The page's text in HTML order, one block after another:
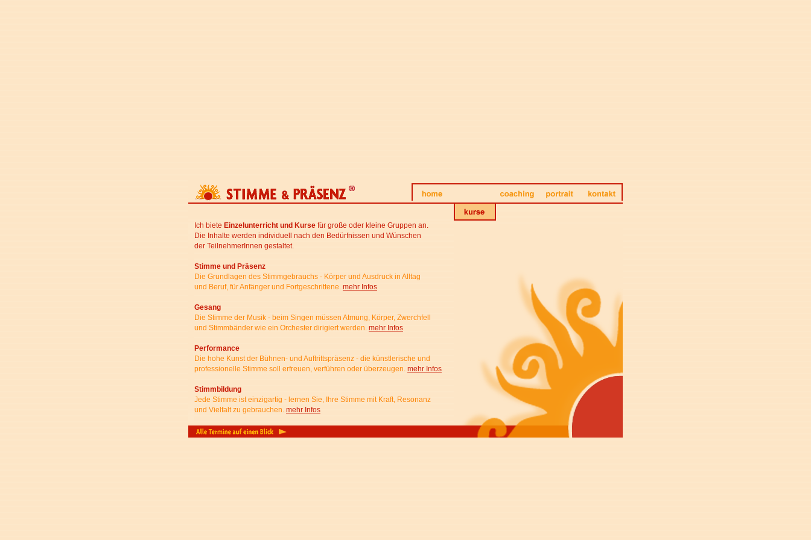
Ich biete Einzelunterricht und Kurse für große oder kleine Gruppen an.
Die Inhalte werden individuell nach den Bedürfnissen und Wünschen
der TeilnehmerInnen gestaltet.
Stimme und Präsenz
Die Grundlagen des Stimmgebrauchs - Körper und Ausdruck in Alltag
und Beruf, für Anfänger und Fortgeschrittene. mehr Infos
Gesang
Die Stimme der Musik - beim Singen müssen Atmung, Körper, Zwerchfell
und Stimmbänder wie ein Orchester dirigiert werden. mehr Infos
Performance
Die hohe Kunst der Bühnen- und Auftrittspräsenz - die künstlerische und
professionelle Stimme soll erfreuen, verführen oder überzeugen. mehr Infos
Stimmbildung
Jede Stimme ist einzigartig - lernen Sie, Ihre Stimme mit Kraft, Resonanz
und Vielfalt zu gebrauchen. mehr Infos